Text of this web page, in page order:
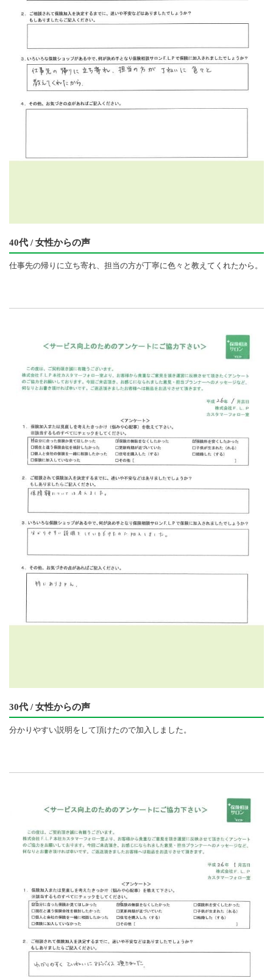
40代 / 女性からの声
仕事先の帰りに立ち寄れ、担当の方が丁寧に色々と教えてくれたから。
30代 / 女性からの声
分かりやすい説明をして頂けたので加入しました。